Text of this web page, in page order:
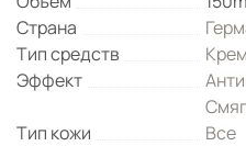
Страна
Тип средств
Крем
Эффект
Тип кожи
Все